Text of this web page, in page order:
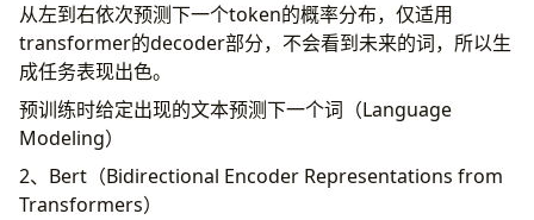
从左到右依次预测下一个token的概率分布，仅适用
transformer的decoder部分，不会看到未来的词，所以生
成任务表现出色。
预训练时给定出现的文本预测下一个词（Language
Modeling）
2、Bert（Bidirectional Encoder Representations from
Transformers）